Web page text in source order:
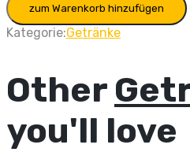
Zero
0,5L
quantity
zum Warenkorb hinzufügen
Kategorie:Getränke
Other
you'll love